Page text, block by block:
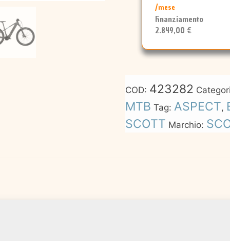
/mese
Finanziamento
2.849,00 €
COD: 423282
MTB Tag: ASPECT,
SCOTT Marchio: